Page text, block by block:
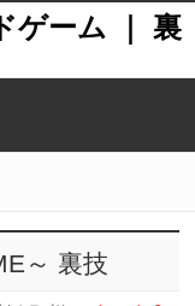
ゲーム ｜ 裏
～ 裏技